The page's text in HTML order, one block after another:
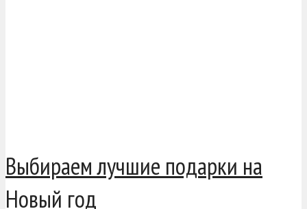
Выбираем лучшие подарки на
Новый год